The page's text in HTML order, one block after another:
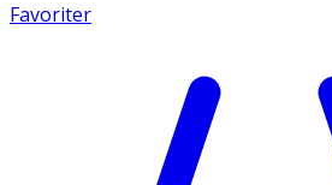
Favoriter